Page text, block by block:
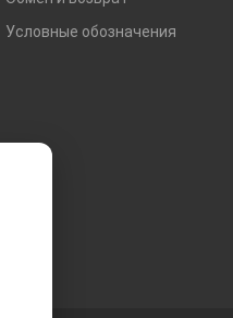
Условные обозначения